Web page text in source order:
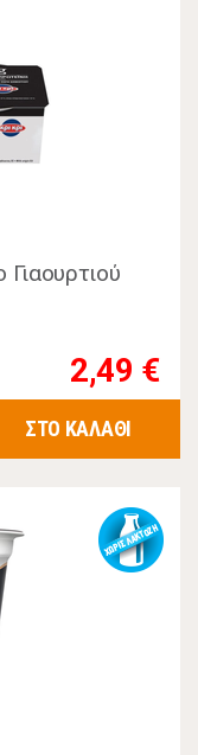
Γιαουρτιού
2,49 €
ΣΤΟ ΚΑΛΑΘΙ